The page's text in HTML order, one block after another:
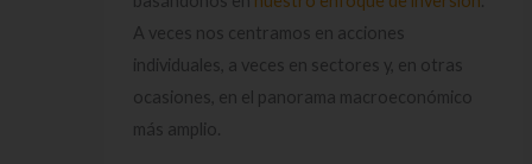
A veces nos centramos en acciones
individuales, a veces en sectores y, en otras
ocasiones, en el panorama macroeconómico
más amplio.